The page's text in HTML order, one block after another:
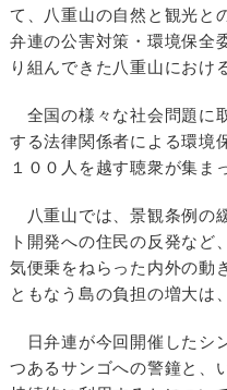
て、八重山の自然と観光と
弁連の公害対策・環境保全
り組んできた八重山におけ
全国の様々な社会問題に
する法律関係者による環境
１００人を越す聴衆が集ま
八重山では、景観条例の
ト開発への住民の反発など
気便乗をねらった内外の動
ともなう島の負担の増大は
日弁連が今回開催したシ
つあるサンゴへの警鐘と、